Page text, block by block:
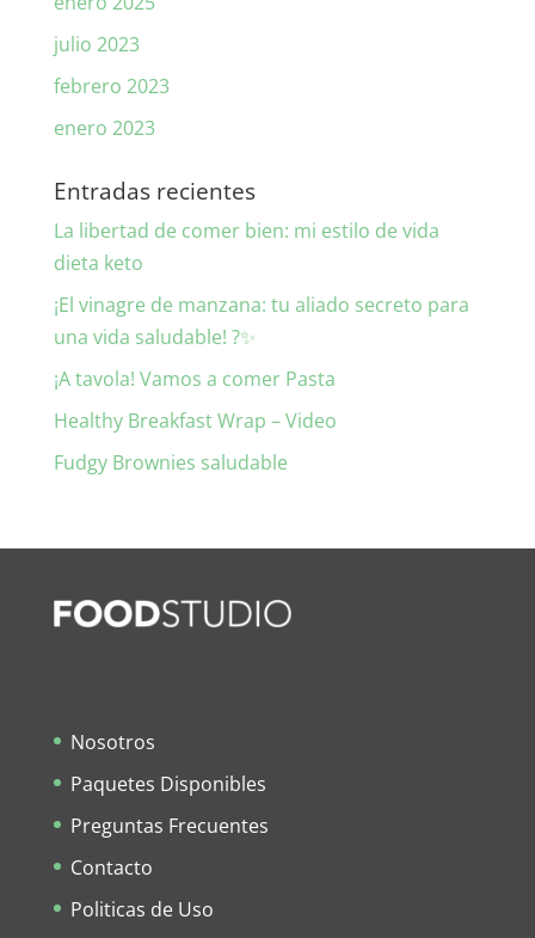
julio 2023
febrero 2023
enero 2023
Entradas recientes
La libertad de comer bien: mi estilo de vida
dieta keto
¡El vinagre de manzana: tu aliado secreto para
una vida saludable! ?✨
¡A tavola! Vamos a comer Pasta
Healthy Breakfast Wrap – Video
Fudgy Brownies saludable
Nosotros
Paquetes Disponibles
Preguntas Frecuentes
Contacto
Politicas de Uso